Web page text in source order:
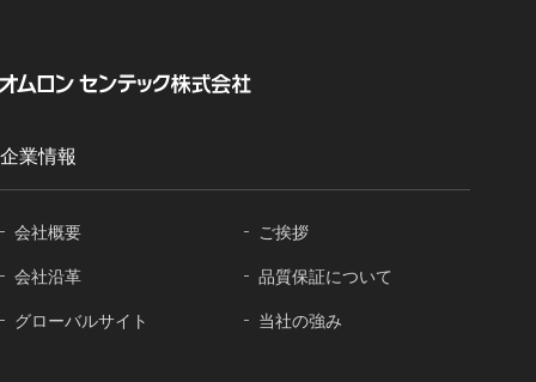
企業情報
会社概要
ご挨拶
会社沿革
品質保証について
グローバルサイト 当社の強み